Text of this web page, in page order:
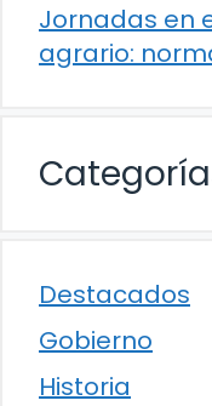
Jornadas en
agrario:
Destacados
Gobierno
Historia